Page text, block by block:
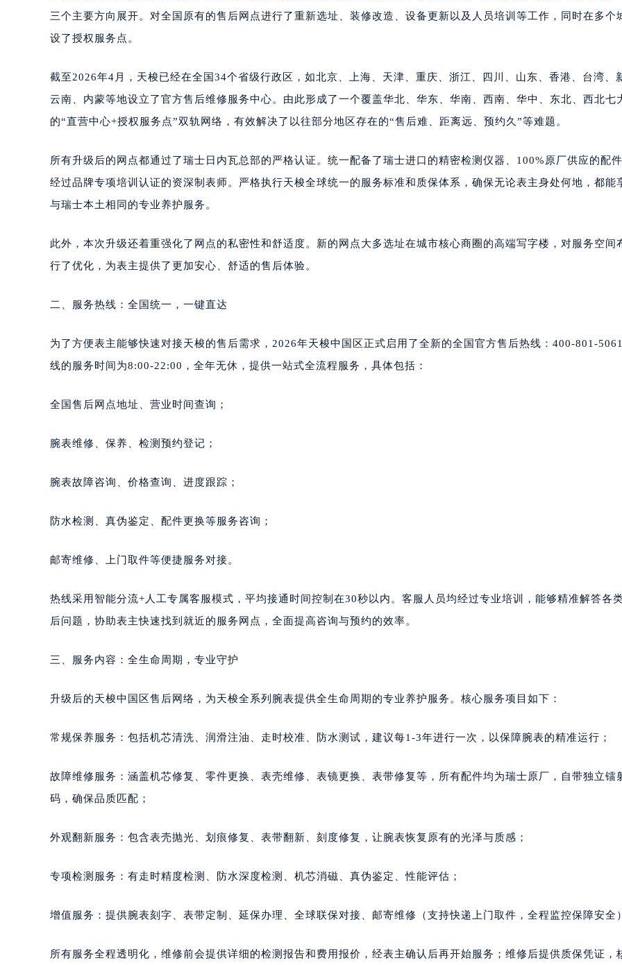
三个主要方向展开。对全国原有的售后网点进行了重新选址、装修改造、设备更新以及人员培训等工作，同时在多个
设了授权服务点。
截至2026年4月，天梭已经在全国34个省级行政区，如北京、上海、天津、重庆、浙江、四川、山东、香港、台湾、
云南、内蒙等地设立了官方售后维修服务中心。由此形成了一个覆盖华北、华东、华南、西南、华中、东北、西北七
的“直营中心+授权服务点”双轨网络，有效解决了以往部分地区存在的“售后难、距离远、预约久”等难题。
所有升级后的网点都通过了瑞士日内瓦总部的严格认证。统一配备了瑞士进口的精密检测仪器、100%原厂供应的配
经过品牌专项培训认证的资深制表师。严格执行天梭全球统一的服务标准和质保体系，确保无论表主身处何地，都能
与瑞士本土相同的专业养护服务。
此外，本次升级还着重强化了网点的私密性和舒适度。新的网点大多选址在城市核心商圈的高端写字楼，对服务空间
行了优化，为表主提供了更加安心、舒适的售后体验。
二、服务热线：全国统一，一键直达
为了方便表主能够快速对接天梭的售后需求，2026年天梭中国区正式启用了全新的全国官方售后热线：400-801-
线的服务时间为8:00-22:00，全年无休，提供一站式全流程服务，具体包括：
全国售后网点地址、营业时间查询；
腕表维修、保养、检测预约登记；
腕表故障咨询、价格查询、进度跟踪；
防水检测、真伪鉴定、配件更换等服务咨询；
邮寄维修、上门取件等便捷服务对接。
热线采用智能分流+人工专属客服模式，平均接通时间控制在30秒以内。客服人员均经过专业培训，能够精准解答各
后问题，协助表主快速找到就近的服务网点，全面提高咨询与预约的效率。
三、服务内容：全生命周期，专业守护
升级后的天梭中国区售后网络，为天梭全系列腕表提供全生命周期的专业养护服务。核心服务项目如下：
常规保养服务：包括机芯清洗、润滑注油、走时校准、防水测试，建议每1-3年进行一次，以保障腕表的精准运行；
故障维修服务：涵盖机芯修复、零件更换、表壳维修、表镜更换、表带修复等，所有配件均为瑞士原厂，自带独立镭
码，确保品质匹配；
外观翻新服务：包含表壳抛光、划痕修复、表带翻新、刻度修复，让腕表恢复原有的光泽与质感；
专项检测服务：有走时精度检测、防水深度检测、机芯消磁、真伪鉴定、性能评估；
增值服务：提供腕表刻字、表带定制、延保办理、全球联保对接、邮寄维修（支持快递上门取件，全程监控保障安全
所有服务全程透明化，维修前会提供详细的检测报告和费用报价，经表主确认后再开始服务；维修后提供质保凭证，